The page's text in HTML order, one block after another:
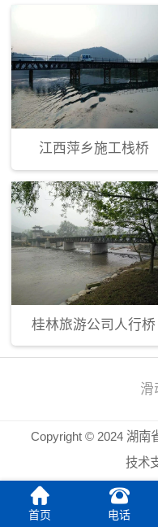
江西萍乡施工栈桥
桂林旅游公司人行桥
滑
首页 电话
Copyright © 2024 湖南
技术